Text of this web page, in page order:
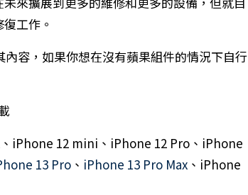
工作。
容，如果你想在沒有蘋果組件的情況下自行
、iPhone 12 mini、iPhone 12 Pro、iPhone
13 Pro、 iPhone 13 Pro Max、iPhone